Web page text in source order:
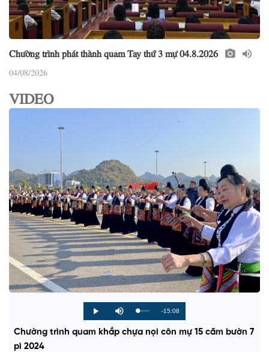
Chường trình phát thành quam Tay thứ 3 mự 04.8.2026
04/08/2026
VIDEO
P
l
M
u
e
L
d
e
P
r
g
R
e
-15:08
Chường trình quam khắp chựa nọi côn mự 15 căm bườn 7
pì 2024